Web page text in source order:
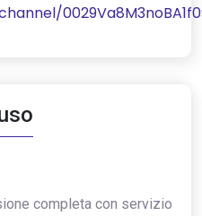
completa con servizio